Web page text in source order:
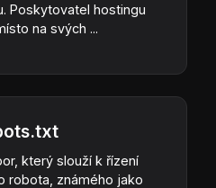
Poskytovatel hostingu
na svých ...
který slouží k řízení
robota, známého jako